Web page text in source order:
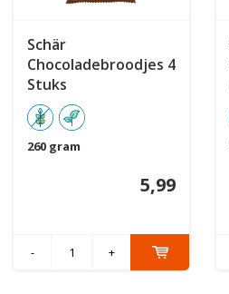
Schär
Chocoladebroodjes 4
Stuks
260 gram
5,99
- +